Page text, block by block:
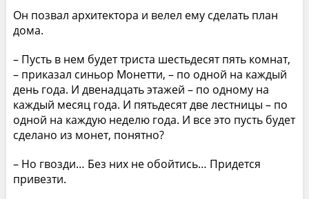
Он позвал архитектора и велел ему сделать план
дома.
– Пусть в нем будет триста шестьдесят пять комнат,
– приказал синьор Монетти, – по одной на каждый
день года. И двенадцать этажей – по одному на
каждый месяц года. И пятьдесят две лестницы – по
одной на каждую неделю года. И все это пусть будет
сделано из монет, понятно?
– Но гвозди… Без них не обойтись… Придется
привезти.